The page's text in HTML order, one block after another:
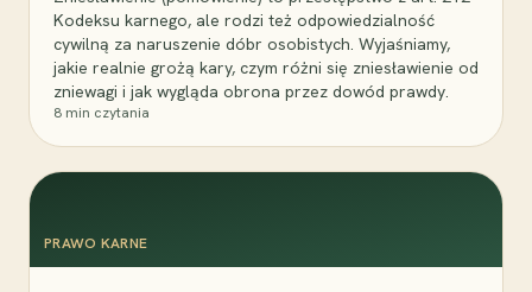
Kodeksu karnego, ale rodzi też odpowiedzialność
cywilną za naruszenie dóbr osobistych. Wyjaśniamy,
jakie realnie grożą kary, czym różni się zniesławienie od
zniewagi i jak wygląda obrona przez dowód prawdy.
8 min czytania
PRAWO KARNE